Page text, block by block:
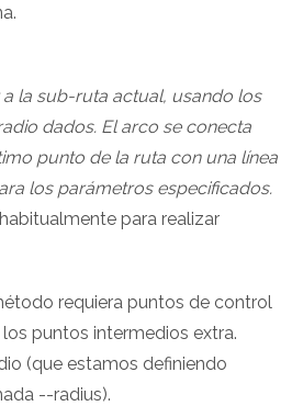
la sub-ruta actual, usando los
dados. El arco se conecta
punto de la ruta con una línea
los parámetros especificados.
para realizar
requiera puntos de control
puntos intermedios extra.
(que estamos definiendo
--radius).